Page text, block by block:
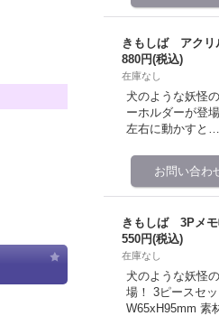
きもしば アクリ
880円(税込)
在庫なし
犬のような妖怪
ーホルダーが登
左右に動かすと
きもしば 3Pメ
550円(税込)
在庫なし
犬のような妖怪
場！ 3ピースセ
W65xH95mm 素